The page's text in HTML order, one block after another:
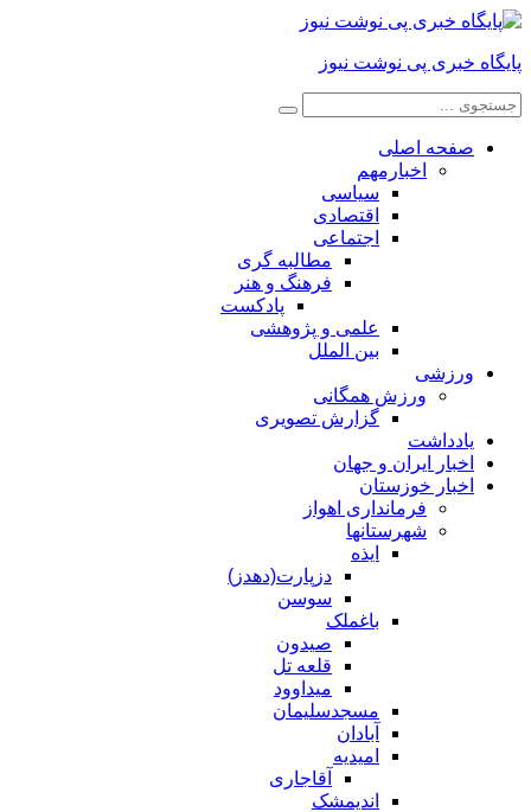
پایگاه خبری پی نوشت نیوز
صفحه اصلی
اخبارمهم
سیاسی
اقتصادی
اجتماعی
مطالبه گری
فرهنگ و هنر
پادکست
علمی و پژوهشی
بین الملل
ورزشی
ورزش همگانی
گزارش تصویری
یادداشت
اخبار ایران و جهان
اخبار خوزستان
فرمانداری اهواز
شهرستانها
ایذه
دزپارت(دهدز)
سوسن
باغملک
صیدون
قلعه تل
میداوود
مسجدسلیمان
آبادان
امیدیه
آقاجاری
اندیمشک